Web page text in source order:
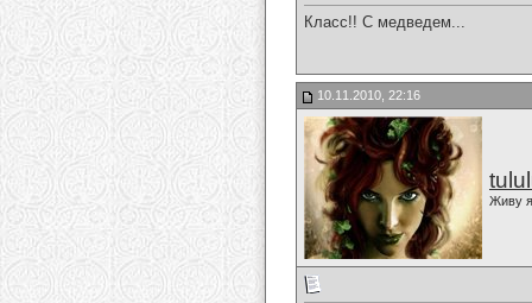
Класс!! С медведем...
10.11.2010, 22:16
Живу